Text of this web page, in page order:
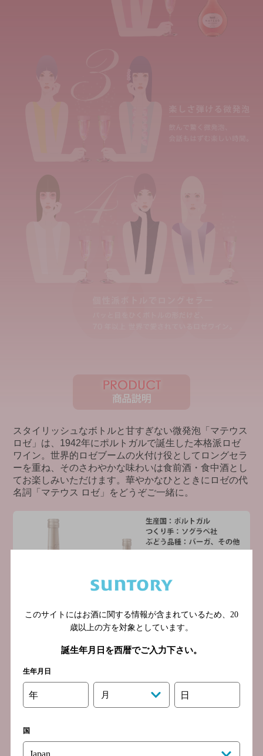
このサイトにはお酒に関する情報が含まれているため、 20
歳以上の方を対象としています。
誕生年月日を西暦でご入力下さい。
生年月日
年 月 日
国
スタイリッシュなボトルと甘すぎない微発泡「マテウス
ロゼ」は、1942年にポルトガルで誕生した本格派ロゼ
ワイン。世界的ロゼブームの火付け役としてロングセラ
ーを重ね、そのさわやかな味わいは食前酒・食中酒とし
てお楽しみいただけます。華やかなひとときにロゼの代
名詞「マテウス ロゼ」をどうぞご一緒に。
マテウス ロゼは1942年、ポルトガルで誕生しました。
その特徴的なボトルは創業者のフェルナンド氏により、
第一次世界大戦の兵士のフラスコからヒントを得て考案